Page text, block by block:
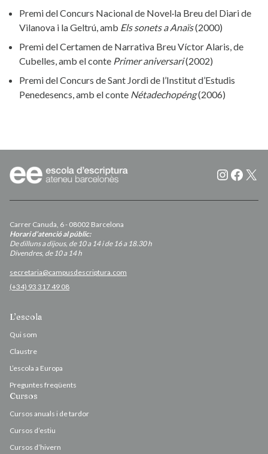
Premi del Concurs Nacional de Novel·la Breu del Diari de
Vilanova i la Geltrú, amb Els sonets a Anaïs(2000)
Premi del Certamen de Narrativa Breu Víctor Alaris, de
Cubelles, amb el conte Primer aniversari(2002)
Premi del Concurs de Sant Jordi de l’Institut d’Estudis
Penedesencs, amb el conte Nétadechopéng(2006)
X
Carrer Canuda, 6 - 08002 Barcelona
Horari d’atenció al públic:
De dilluns a dijous, de 10 a 14 i de 16 a 18.30 h
Divendres, de 10 a 14 h
secretaria@campusdescriptura.com
(+34) 93 317 49 08
L’escola
Qui som
Claustre
L’escola a Europa
Preguntes freqüents
Cursos
Cursos anuals i de tardor
Cursos d’estiu
Cursos d’hivern